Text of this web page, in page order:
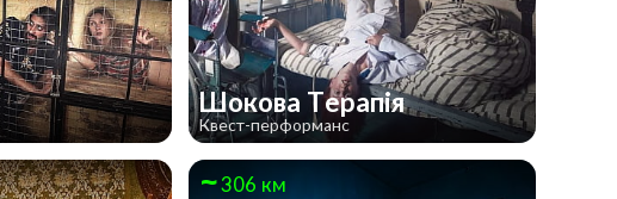
Шокова Терапія
Квест-перформанс
306 км